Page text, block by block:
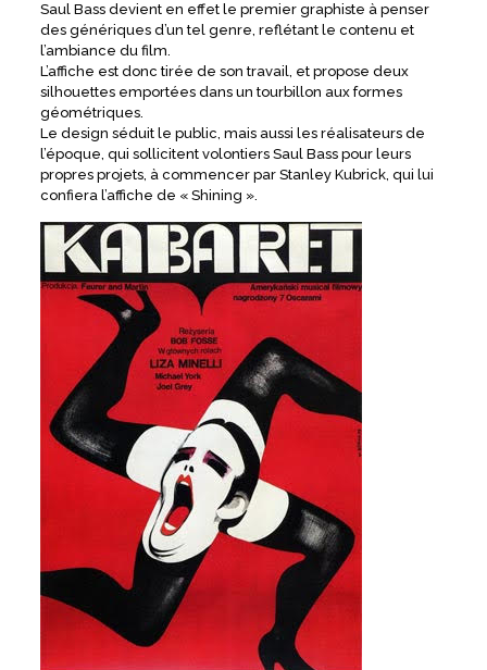
Saul Bass devient en effet le premier graphiste à penser
des génériques d’un tel genre, reflétant le contenu et
l’ambiance du film.
L’affiche est donc tirée de son travail, et propose deux
silhouettes emportées dans un tourbillon aux formes
géométriques.
Le design séduit le public, mais aussi les réalisateurs de
l’époque, qui sollicitent volontiers Saul Bass pour leurs
propres projets, à commencer par Stanley Kubrick, qui lui
confiera l’affiche de « Shining ».